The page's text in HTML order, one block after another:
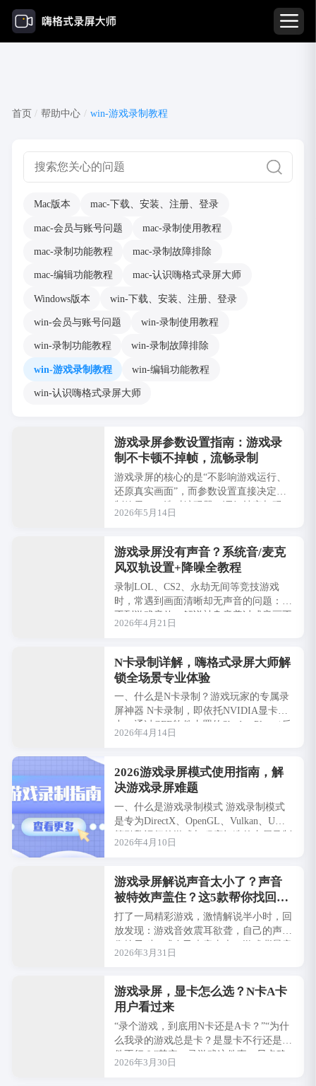
win-游戏录制教程
首页 / 帮助中心 / win-游戏录制教程
Mac版本 mac-下载、安装、注册、登录
mac-会员与账号问题 mac-录制使用教程
mac-录制功能教程 mac-录制故障排除
mac-编辑功能教程 mac-认识嗨格式录屏大师
Windows版本 win-下载、安装、注册、登录
win-会员与账号问题 win-录制使用教程
win-录制功能教程 win-录制故障排除
win-游戏录制教程 win-编辑功能教程
win-认识嗨格式录屏大师
游戏录屏参数设置指南：游戏录
制不卡顿不掉帧，流畅录制
游戏录屏的核心的是“不影响游戏运行、
还原真实画面”，而参数设置直接决定录
制效果——选对编码器、调好帧率与码
率，既能捕捉游戏高光瞬间，又能避免掉
2026年5月14日
游戏录屏没有声音？系统音/麦克
风双轨设置+降噪全教程
录制LOL、CS2、永劫无间等竞技游戏
时，常遇到画面清晰却无声音的问题：录
不到游戏音效、解说被杂音盖过或音画不
同步。嗨格式录屏大师针对性优化，无需
2026年4月21日
N卡录制详解，嗨格式录屏大师解
锁全场景专业体验
一、什么是N卡录制？游戏玩家的专属录
屏神器 N卡录制，即依托NVIDIA显卡算
力，通过GFE软件内置的ShadowPlay（后
期升级为NVIDIA Sh···
2026年4月14日
2026游戏录屏模式使用指南，解
决游戏录屏难题
一、什么是游戏录制模式 游戏录制模式
是专为DirectX、OpenGL、Vulkan、UWP
等引擎运行的游戏与程序打造的专属录制
方案，专为高帧率、低延迟···
2026年4月10日
游戏录屏解说声音太小了？声音
被特效声盖住？这5款帮你找回平
衡
打了一局精彩游戏，激情解说半小时，回
放发现：游戏音效震耳欲聋，自己的声音
像蚊子叫。或自己声音太大，游戏背景音
乐完全听不见。今天我就用5款软件，帮
2026年3月31日
游戏录屏，显卡怎么选？N卡A卡
用户看过来
“录个游戏，到底用N卡还是A卡？”“为什
么我录的游戏总是卡？是显卡不行还是软
件不行？”其实，录游戏这件事，显卡确
实很重要，但更重要的是——你用对了软
2026年3月30日